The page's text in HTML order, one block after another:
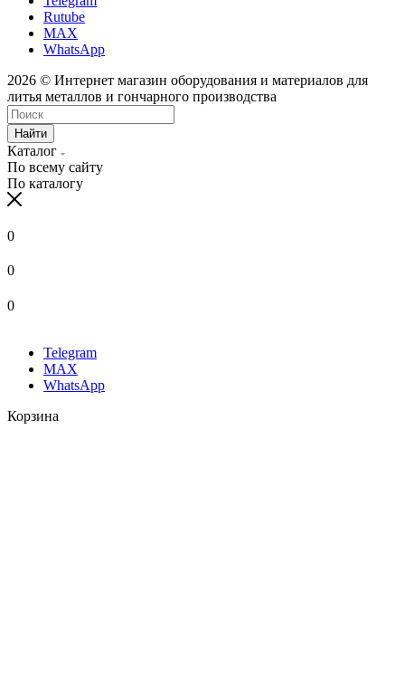
Rutube
MAX
WhatsApp
2026 © Интернет магазин оборудования и материалов для
литья металлов и гончарного производства
Найти
Каталог
По всему сайту
По каталогу
0
0
0
Telegram
MAX
WhatsApp
Корзина